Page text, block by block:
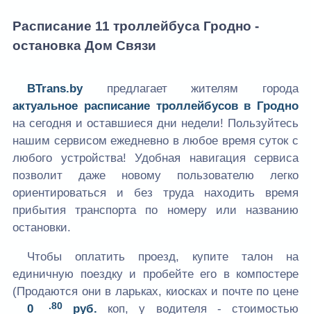
Расписание 11 троллейбуса Гродно -
остановка Дом Связи
BTrans.byпредлагает жителям города
актуальное расписание троллейбусов в Гродно
на сегодня и оставшиеся дни недели! Пользуйтесь
нашим сервисом ежедневно в любое время суток с
любого устройства! Удобная навигация сервиса
позволит даже новому пользователю легко
ориентироваться и без труда находить время
прибытия транспорта по номеру или названию
остановки.
Чтобы оплатить проезд, купите талон на
единичную поездку и пробейте его в компостере
(Продаются они в ларьках, киосках и почте по цене
0
.80руб. коп, у водителя - стоимостью